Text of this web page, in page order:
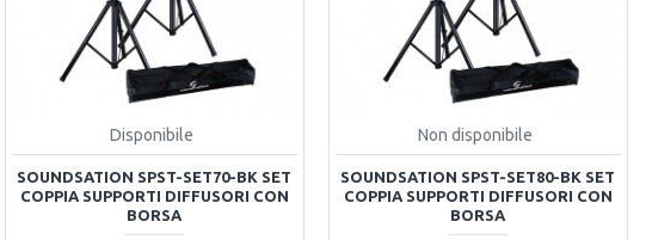
Disponibile
SOUNDSATION SPST-SET70-BK SET
COPPIA SUPPORTI DIFFUSORI CON
BORSA
Non disponibile
SOUNDSATION SPST-SET80-BK SET
COPPIA SUPPORTI DIFFUSORI CON
BORSA